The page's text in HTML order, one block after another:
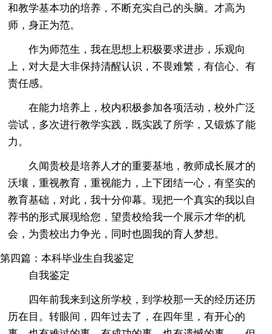
和教学基本功的培养，不断充实自己的头脑。才高为
师，身正为范。
作为师范生，我在思想上积极要求进步，乐观向
上，对大是大非保持清醒认识，不畏难繁，有信心、有
责任感。
在能力培养上，校内积极参加各项活动，校外广泛
尝试，多次进行教学实践，既实践了所学，又锻炼了能
力。
久闻贵校是培养人才的重要基地，教师成长展才的
沃壤，重视教育，重视能力，上下团结一心，有坚实的
教育基础，对此，我十分仰幕。现把一个真实的我以自
荐书的形式展现给您，望贵校给我一个展示才华的机
会，为贵校出力争光，同时也圆我的育人梦想。
第四篇：本科毕业生自我鉴定
自我鉴定
四年前我来到这所学校，到学校那一天的经历还历
历在目。转眼间，四年过去了，在四年里，有开心的